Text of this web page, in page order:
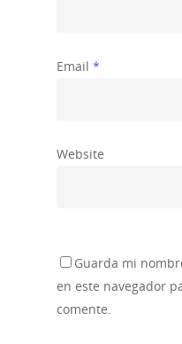
Email *
Website
Guarda mi
en este navegador
comente.